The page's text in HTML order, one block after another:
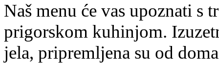
Naš menu će vas upoznati s
prigorskom kuhinjom.
jela, pripremljena su od